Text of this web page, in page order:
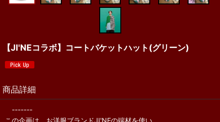
【JI'NEコラボ】コートバケットハット(グリーン)
商品詳細
-------
この企画は、お洋服ブランドJI'NEの端材を使い